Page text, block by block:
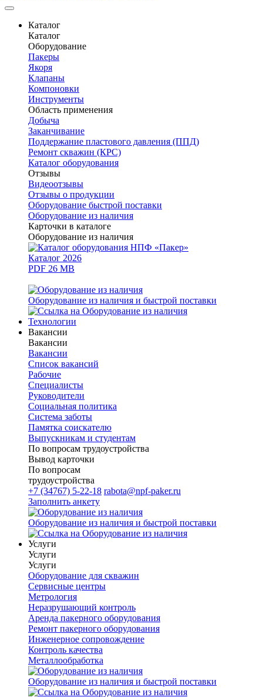
Каталог
Каталог
Оборудование
Пакеры
Якоря
Клапаны
Компоновки
Инструменты
Область применения
Добыча
Заканчивание
Поддержание пластового давления (ППД)
Ремонт скважин (КРС)
Каталог оборудования
Отзывы
Видеоотзывы
Отзывы о продукции
Оборудование быстрой поставки
Оборудование из наличия
Карточки в каталоге
Оборудование из наличия
Каталог 2026
PDF 26 MB
Оборудование из наличия и быстрой поставки
Технологии
Вакансии
Вакансии
Вакансии
Список вакансий
Рабочие
Специалисты
Руководители
Cоциальная политика
Система заботы
Памятка соискателю
Выпускникам и студентам
По вопросам трудоустройства
Вывод карточки
По вопросам
трудоустройства
+7 (34767) 5-22-18 rabota@npf-paker.ru
Заполнить анкету
Оборудование из наличия и быстрой поставки
Услуги
Услуги
Услуги
Оборудование для скважин
Сервисные центры
Метрология
Неразрушающий контроль
Аренда пакерного оборудования
Ремонт пакерного оборудования
Инженерное сопровождение
Контроль качества
Металлообработка
Оборудование из наличия и быстрой поставки